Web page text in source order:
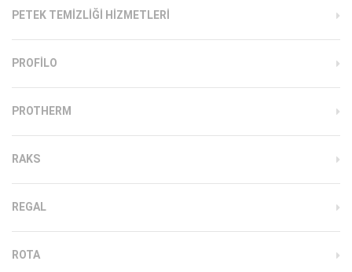
PETEK TEMIZLIĞI HIZMETLERI
PROFILO
PROTHERM
RAKS
REGAL
ROTA